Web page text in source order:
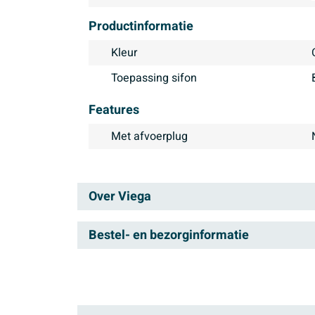
Productinformatie
Kleur
Toepassing sifon
Features
Met afvoerplug
Over Viega
Viega is al jaren
dan ook alle soorten
staat. Het Duitse
Bestel- en bezorginformatie